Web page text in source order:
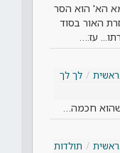
הא' הוא הסר
האור בסוד
עז:…
לך לך
שהוא חכמה…
תולדות